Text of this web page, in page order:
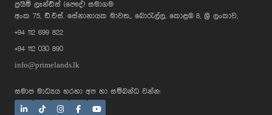
ප්‍රයිම් ලෑන්ඩ්ස් (පෞද්) සමාගම
අංක 75, ඩී.එස්. සේනානායක මාවත,, බොරැල්ල, කොළඹ 8, ශ්‍රී ලංකාව,
+94 112 699 822
+94 112 030 890
info@primelands.lk
සමාජ මාධ්‍යය හරහා අප හා සම්බන්ධ වන්න:
Hi, I'm Prime Bee, Your AI